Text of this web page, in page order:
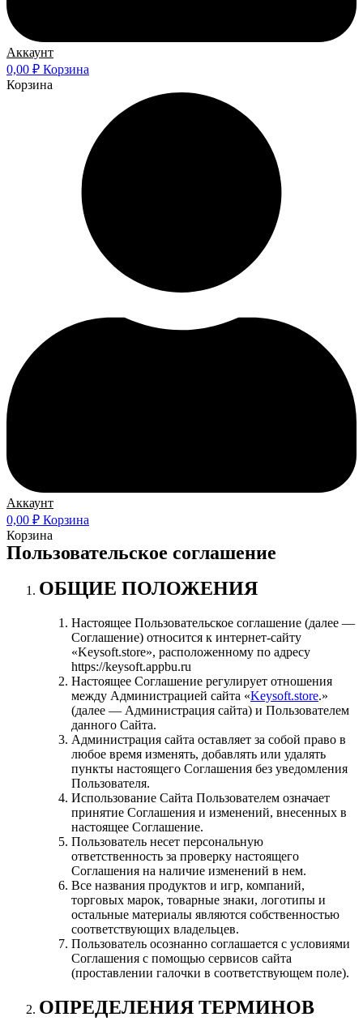
Аккаунт
0,00 ₽ Корзина
Корзина
Аккаунт
0,00 ₽ Корзина
Корзина
Пользовательское соглашение
ОБЩИЕ ПОЛОЖЕНИЯ
Настоящее Пользовательское соглашение (далее —
Соглашение) относится к интернет-сайту
«Keysoft.store», расположенному по адресу
https://keysoft.appbu.ru
Настоящее Соглашение регулирует отношения
между Администрацией сайта «Keysoft.store.»
(далее — Администрация сайта) и Пользователем
данного Сайта.
Администрация сайта оставляет за собой право в
любое время изменять, добавлять или удалять
пункты настоящего Соглашения без уведомления
Пользователя.
Использование Сайта Пользователем означает
принятие Соглашения и изменений, внесенных в
настоящее Соглашение.
Пользователь несет персональную
ответственность за проверку настоящего
Соглашения на наличие изменений в нем.
Все названия продуктов и игр, компаний,
торговых марок, товарные знаки, логотипы и
остальные материалы являются собственностью
соответствующих владельцев.
Пользователь осознанно соглашается с условиями
Соглашения с помощью сервисов сайта
(проставлении галочки в соответствующем поле).
ОПРЕДЕЛЕНИЯ ТЕРМИНОВ